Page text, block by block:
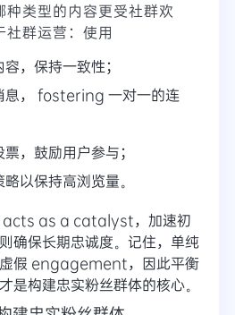
种类型的内容更受社群欢
社群运营：使用
，保持一致性；
息， fostering 一对一的连
，鼓励用户参与；
以保持高浏览量。
acts as a catalyst，加速初
确保长期忠诚度。记住，单纯
假 engagement，因此平衡
构建忠实粉丝群体的核心。